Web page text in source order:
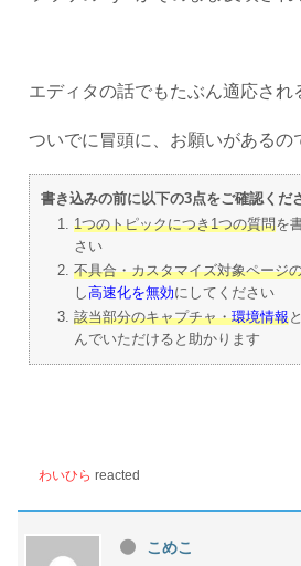
エディタの話でもたぶん適応され
ついでに冒頭に、お願いがあるの
書き込みの前に以下の3点をご確認くだ
1つのトピックにつき1つの質問を
さい
不具合・カスタマイズ対象ページ
し高速化を無効にしてください
該当部分のキャプチャ・環境情報
んでいただけると助かります
わいひら reacted
こめこ